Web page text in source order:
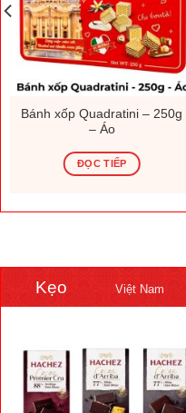
Bánh xốp Quadratini – 250g
– Áo
ĐỌC TIẾP
Kẹo Việt Nam